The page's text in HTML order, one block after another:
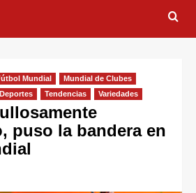
Mundial
Mundial de Clubes
Tendencias Variedades
puso la bandera en